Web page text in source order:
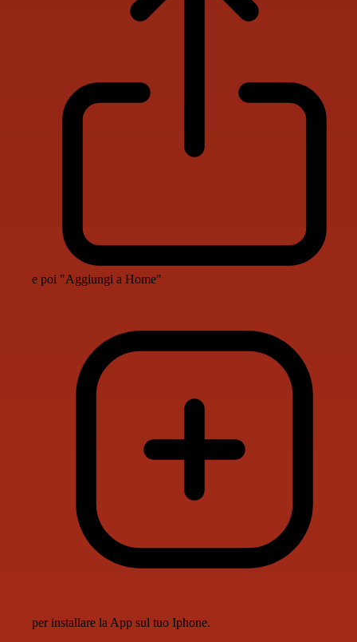
e poi "Aggiungi a Home"
per installare la App sul tuo Iphone.